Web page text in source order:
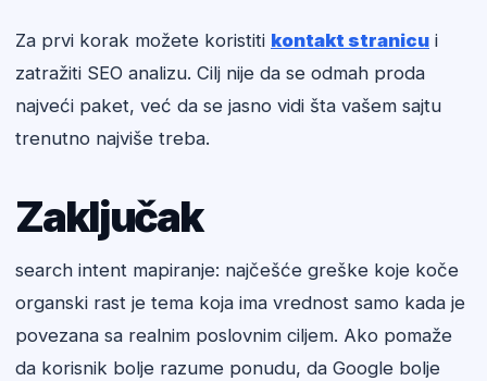
Za prvi korak možete koristiti kontakt stranicu i
zatražiti SEO analizu. Cilj nije da se odmah proda
najveći paket, već da se jasno vidi šta vašem sajtu
trenutno najviše treba.
Zaključak
search intent mapiranje: najčešće greške koje koče
organski rast je tema koja ima vrednost samo kada je
povezana sa realnim poslovnim ciljem. Ako pomaže
da korisnik bolje razume ponudu, da Google bolje